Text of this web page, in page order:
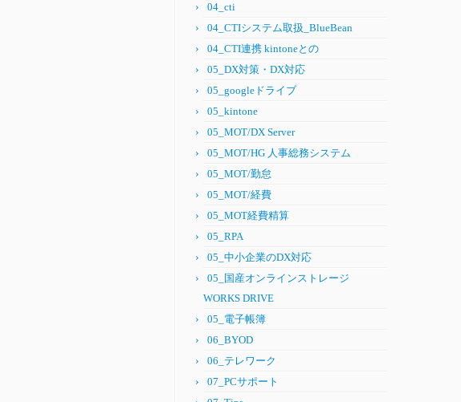
04_cti
04_CTIシステム取扱_BlueBean
04_CTI連携 kintoneとの
05_DX対策・DX対応
05_googleドライブ
05_kintone
05_MOT/DX Server
05_MOT/HG 人事総務システム
05_MOT/勤怠
05_MOT/経費
05_MOT経費精算
05_RPA
05_中小企業のDX対応
05_国産オンラインストレージ
WORKS DRIVE
05_電子帳簿
06_BYOD
06_テレワーク
07_PCサポート